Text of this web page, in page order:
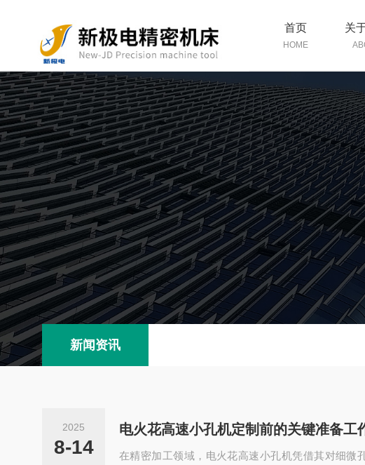
首页
HOME
关
新闻资讯
2025
8-14
电火花高速小孔机定制前的关键准备工
在精密加工领域，电火花高速小孔机凭借其对细微